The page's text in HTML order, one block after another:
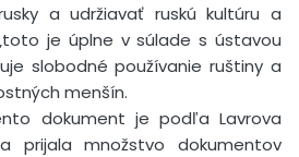
a udržiavať ruskú kultúru a
je úplne v súlade s ústavou
slobodné používanie ruštiny a
menšín.
dokument je podľa Lavrova
prijala množstvo dokumentov